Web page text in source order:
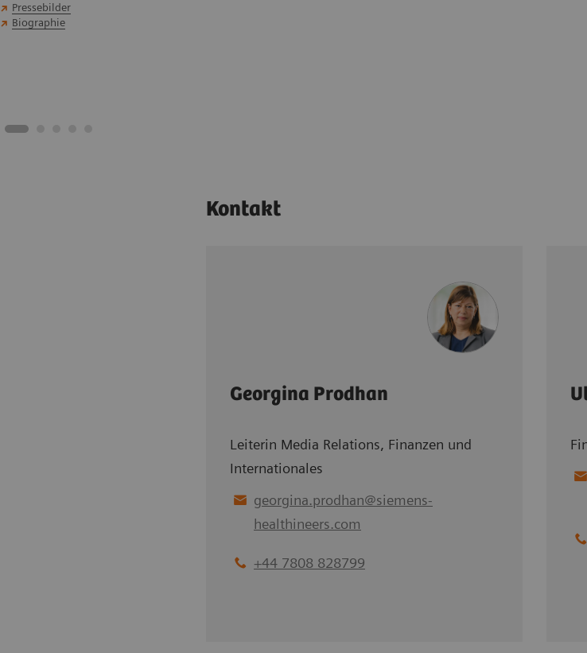
Pressebilder
Biographie
Kontakt
Georgina Prodhan
Leiterin Media Relations, Finanzen und
Internationales
georgina.prodhan@siemens-
healthineers.com
+44 7808 828799